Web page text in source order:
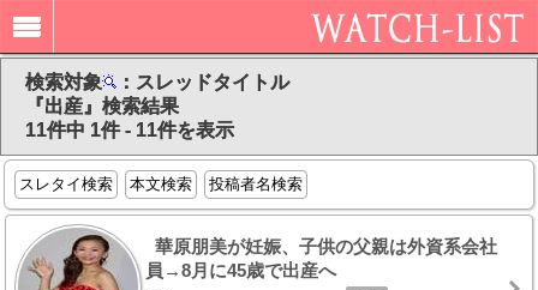
検索対象
：スレッドタイトル
『出産』検索結果
11件中 1件 - 11件を表示
スレタイ検索 本文検索 投稿者名検索
華原朋美が妊娠、子供の父親は外資系会社
員→8月に45歳で出産へ